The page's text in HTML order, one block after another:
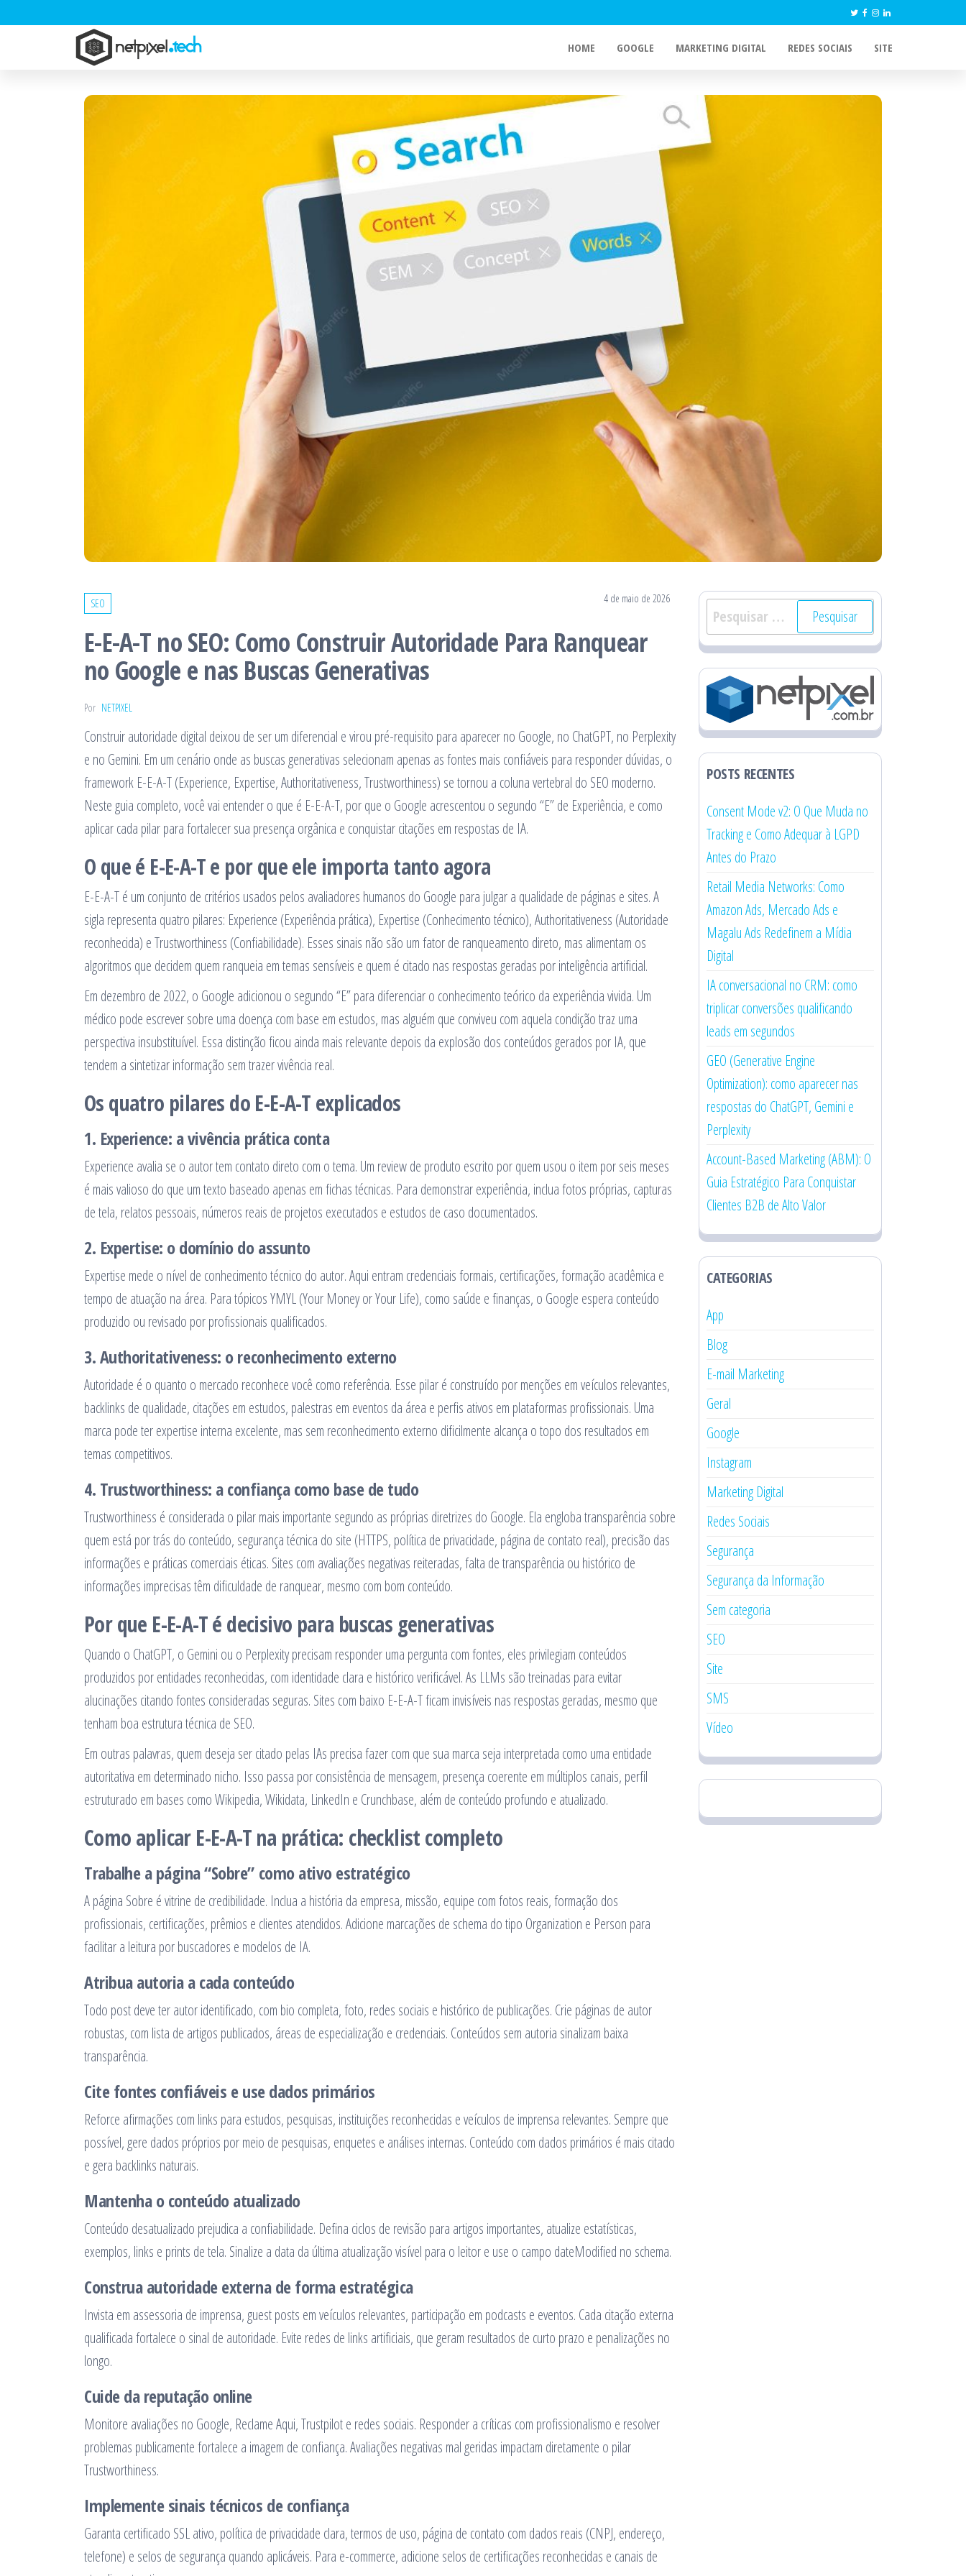
HOME GOOGLE MARKETING DIGITAL REDES SOCIAIS SITE
SEO 4 de maio de 2026
E-E-A-T no SEO: Como Construir Autoridade Para Ranquear
no Google e nas Buscas Generativas
Por NETPIXEL
Construir autoridade digital deixou de ser um diferencial e virou pré-requisito para aparecer no Google, no ChatGPT, no Perplexity
e no Gemini. Em um cenário onde as buscas generativas selecionam apenas as fontes mais confiáveis para responder dúvidas, o
framework E-E-A-T (Experience, Expertise, Authoritativeness, Trustworthiness) se tornou a coluna vertebral do SEO moderno.
Neste guia completo, você vai entender o que é E-E-A-T, por que o Google acrescentou o segundo “E” de Experiência, e como
aplicar cada pilar para fortalecer sua presença orgânica e conquistar citações em respostas de IA.
O que é E-E-A-T e por que ele importa tanto agora
E-E-A-T é um conjunto de critérios usados pelos avaliadores humanos do Google para julgar a qualidade de páginas e sites. A
sigla representa quatro pilares: Experience (Experiência prática), Expertise (Conhecimento técnico), Authoritativeness (Autoridade
reconhecida) e Trustworthiness (Confiabilidade). Esses sinais não são um fator de ranqueamento direto, mas alimentam os
algoritmos que decidem quem ranqueia em temas sensíveis e quem é citado nas respostas geradas por inteligência artificial.
Em dezembro de 2022, o Google adicionou o segundo “E” para diferenciar o conhecimento teórico da experiência vivida. Um
médico pode escrever sobre uma doença com base em estudos, mas alguém que conviveu com aquela condição traz uma
perspectiva insubstituível. Essa distinção ficou ainda mais relevante depois da explosão dos conteúdos gerados por IA, que
tendem a sintetizar informação sem trazer vivência real.
Os quatro pilares do E-E-A-T explicados
1. Experience: a vivência prática conta
Experience avalia se o autor tem contato direto com o tema. Um review de produto escrito por quem usou o item por seis meses
é mais valioso do que um texto baseado apenas em fichas técnicas. Para demonstrar experiência, inclua fotos próprias, capturas
de tela, relatos pessoais, números reais de projetos executados e estudos de caso documentados.
2. Expertise: o domínio do assunto
Expertise mede o nível de conhecimento técnico do autor. Aqui entram credenciais formais, certificações, formação acadêmica e
tempo de atuação na área. Para tópicos YMYL (Your Money or Your Life), como saúde e finanças, o Google espera conteúdo
produzido ou revisado por profissionais qualificados.
3. Authoritativeness: o reconhecimento externo
Autoridade é o quanto o mercado reconhece você como referência. Esse pilar é construído por menções em veículos relevantes,
backlinks de qualidade, citações em estudos, palestras em eventos da área e perfis ativos em plataformas profissionais. Uma
marca pode ter expertise interna excelente, mas sem reconhecimento externo dificilmente alcança o topo dos resultados em
temas competitivos.
4. Trustworthiness: a confiança como base de tudo
Trustworthiness é considerada o pilar mais importante segundo as próprias diretrizes do Google. Ela engloba transparência sobre
quem está por trás do conteúdo, segurança técnica do site (HTTPS, política de privacidade, página de contato real), precisão das
informações e práticas comerciais éticas. Sites com avaliações negativas reiteradas, falta de transparência ou histórico de
informações imprecisas têm dificuldade de ranquear, mesmo com bom conteúdo.
Por que E-E-A-T é decisivo para buscas generativas
Quando o ChatGPT, o Gemini ou o Perplexity precisam responder uma pergunta com fontes, eles privilegiam conteúdos
produzidos por entidades reconhecidas, com identidade clara e histórico verificável. As LLMs são treinadas para evitar
alucinações citando fontes consideradas seguras. Sites com baixo E-E-A-T ficam invisíveis nas respostas geradas, mesmo que
tenham boa estrutura técnica de SEO.
Em outras palavras, quem deseja ser citado pelas IAs precisa fazer com que sua marca seja interpretada como uma entidade
autoritativa em determinado nicho. Isso passa por consistência de mensagem, presença coerente em múltiplos canais, perfil
estruturado em bases como Wikipedia, Wikidata, LinkedIn e Crunchbase, além de conteúdo profundo e atualizado.
Como aplicar E-E-A-T na prática: checklist completo
Trabalhe a página “Sobre” como ativo estratégico
A página Sobre é vitrine de credibilidade. Inclua a história da empresa, missão, equipe com fotos reais, formação dos
profissionais, certificações, prêmios e clientes atendidos. Adicione marcações de schema do tipo Organization e Person para
facilitar a leitura por buscadores e modelos de IA.
Atribua autoria a cada conteúdo
Todo post deve ter autor identificado, com bio completa, foto, redes sociais e histórico de publicações. Crie páginas de autor
robustas, com lista de artigos publicados, áreas de especialização e credenciais. Conteúdos sem autoria sinalizam baixa
transparência.
Cite fontes confiáveis e use dados primários
Reforce afirmações com links para estudos, pesquisas, instituições reconhecidas e veículos de imprensa relevantes. Sempre que
possível, gere dados próprios por meio de pesquisas, enquetes e análises internas. Conteúdo com dados primários é mais citado
e gera backlinks naturais.
Mantenha o conteúdo atualizado
Conteúdo desatualizado prejudica a confiabilidade. Defina ciclos de revisão para artigos importantes, atualize estatísticas,
exemplos, links e prints de tela. Sinalize a data da última atualização visível para o leitor e use o campo dateModified no schema.
Construa autoridade externa de forma estratégica
Invista em assessoria de imprensa, guest posts em veículos relevantes, participação em podcasts e eventos. Cada citação externa
qualificada fortalece o sinal de autoridade. Evite redes de links artificiais, que geram resultados de curto prazo e penalizações no
longo.
Cuide da reputação online
Monitore avaliações no Google, Reclame Aqui, Trustpilot e redes sociais. Responder a críticas com profissionalismo e resolver
problemas publicamente fortalece a imagem de confiança. Avaliações negativas mal geridas impactam diretamente o pilar
Trustworthiness.
Implemente sinais técnicos de confiança
Garanta certificado SSL ativo, política de privacidade clara, termos de uso, página de contato com dados reais (CNPJ, endereço,
telefone) e selos de segurança quando aplicáveis. Para e-commerce, adicione selos de certificações reconhecidas e canais de
Pesquisar
por:
POSTS RECENTES
Consent Mode v2: O Que Muda no
Tracking e Como Adequar à LGPD
Antes do Prazo
Retail Media Networks: Como
Amazon Ads, Mercado Ads e
Magalu Ads Redefinem a Mídia
Digital
IA conversacional no CRM: como
triplicar conversões qualificando
leads em segundos
GEO (Generative Engine
Optimization): como aparecer nas
respostas do ChatGPT, Gemini e
Perplexity
Account-Based Marketing (ABM): O
Guia Estratégico Para Conquistar
Clientes B2B de Alto Valor
CATEGORIAS
App
Blog
E-mail Marketing
Geral
Google
Instagram
Marketing Digital
Redes Sociais
Segurança
Segurança da Informação
Sem categoria
SEO
Site
SMS
Vídeo